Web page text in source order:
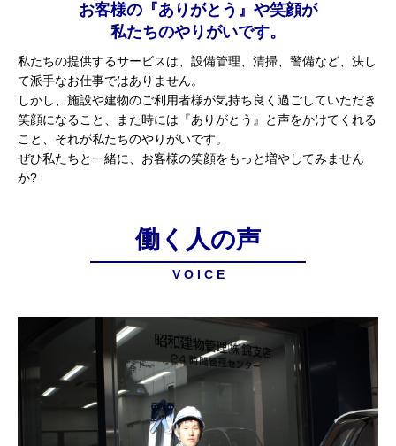
お客様の『ありがとう』や笑顔が
私たちのやりがいです。
私たちの提供するサービスは、設備管理、清掃、警備など、決し
て派手なお仕事ではありません。
しかし、施設や建物のご利用者様が気持ち良く過ごしていただき
笑顔になること、また時には『ありがとう』と声をかけてくれる
こと、それが私たちのやりがいです。
ぜひ私たちと一緒に、お客様の笑顔をもっと増やしてみません
か?
働く人の声
V O I C E